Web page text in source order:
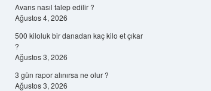
Avans nasıl talep edilir ?
Ağustos 4, 2026
500 kiloluk bir danadan kaç kilo et çıkar
?
Ağustos 3, 2026
3 gün rapor alınırsa ne olur ?
Ağustos 3, 2026